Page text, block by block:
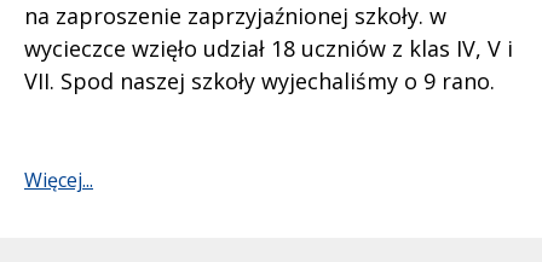
na zaproszenie zaprzyjaźnionej szkoły. w
wycieczce wzięło udział 18 uczniów z klas IV, V i
VII. Spod naszej szkoły wyjechaliśmy o 9 rano.
Więcej...